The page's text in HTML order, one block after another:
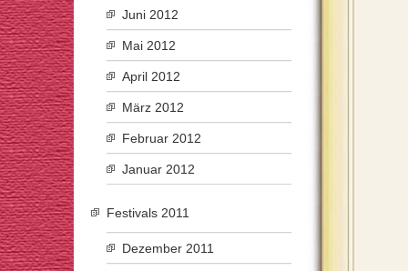
Juni 2012
Mai 2012
April 2012
März 2012
Februar 2012
Januar 2012
Festivals 2011
Dezember 2011